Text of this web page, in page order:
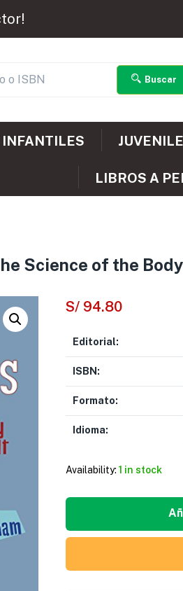
Buscar
LIBROS A
Science of the
S/94.80
Editorial:
ISBN:
Formato:
Idioma:
Availability: 1 in stock